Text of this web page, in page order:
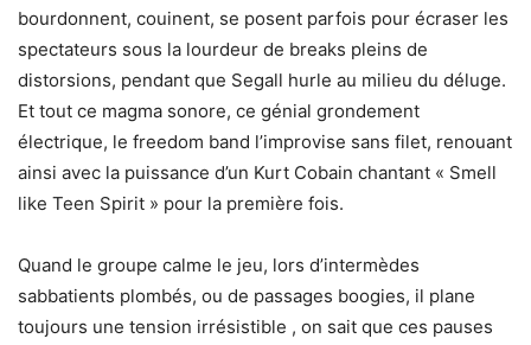
bourdonnent, couinent, se posent parfois pour écraser les
spectateurs sous la lourdeur de breaks pleins de
distorsions, pendant que Segall hurle au milieu du déluge.
Et tout ce magma sonore, ce génial grondement
électrique, le freedom band l’improvise sans filet, renouant
ainsi avec la puissance d’un Kurt Cobain chantant « Smell
like Teen Spirit » pour la première fois.
Quand le groupe calme le jeu, lors d’intermèdes
sabbatients plombés, ou de passages boogies, il plane
toujours une tension irrésistible , on sait que ces pauses